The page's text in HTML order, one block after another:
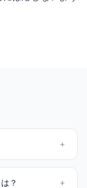
+
？ +